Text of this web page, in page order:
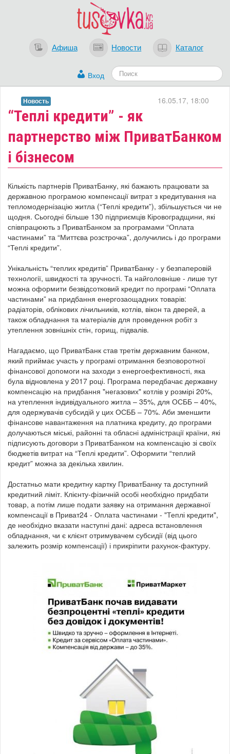
Афиша Новости Каталог
Вход
“Теплі кредити” - як
партнерство між ПриватБанком
і бізнесом
16.05.17, 18:00
Новость
Кількість партнерів ПриватБанку, які бажають працювати за
державною програмою компенсації витрат з кредитування на
тепломодернізацію житла (“Теплі кредити”), збільшується чи не
щодня. Сьогодні більше 130 підприємців Кіровоградщини, які
співпрацюють з ПриватБанком за програмами “Оплата
частинами” та “Миттєва розстрочка”, долучились і до програми
“Теплі кредити”.
Унікальність “теплих кредитів” ПриватБанку - у безпаперовій
технології, швидкості та зручності. Та найголовніше - лише тут
можна оформити безвідсотковий кредит по програмі “Оплата
частинами” на придбання енергозаощадних товарів:
радіаторів, облікових лічильників, котлів, вікон та дверей, а
також обладнання та матеріалів для проведення робіт з
утеплення зовнішніх стін, горищ, підвалів.
Нагадаємо, що ПриватБанк став третім державним банком,
який приймає участь у програмі отримання безповоротної
фінансової допомоги на заходи з енергоефективності, яка
була відновлена у 2017 році. Програма передбачає державну
компенсацію на придбання "негазових" котлів у розмірі 20%,
на утеплення індивідуального житла – 35%, для ОСББ – 40%,
для одержувачів субсидій у цих ОСББ – 70%. Аби зменшити
фінансове навантаження на платника кредиту, до програми
долучаються міські, районні та обласні адміністрації країни, які
підписують договори з ПриватБанком на компенсацію зі своїх
бюджетів витрат на “Теплі кредити”. Оформити “теплий
кредит” можна за декілька хвилин.
Достатньо мати кредитну картку ПриватБанку та доступний
кредитний ліміт. Клієнту-фізичній особі необхідно придбати
товар, а потім лише подати заявку на отримання державної
компенсації в Приват24 - Оплата частинами - "Теплі кредити",
де необхідно вказати наступні дані: адреса встановлення
обладнання, чи є клієнт отримувачем субсидії (від цього
залежить розмір компенсації) і прикріпити рахунок-фактуру.